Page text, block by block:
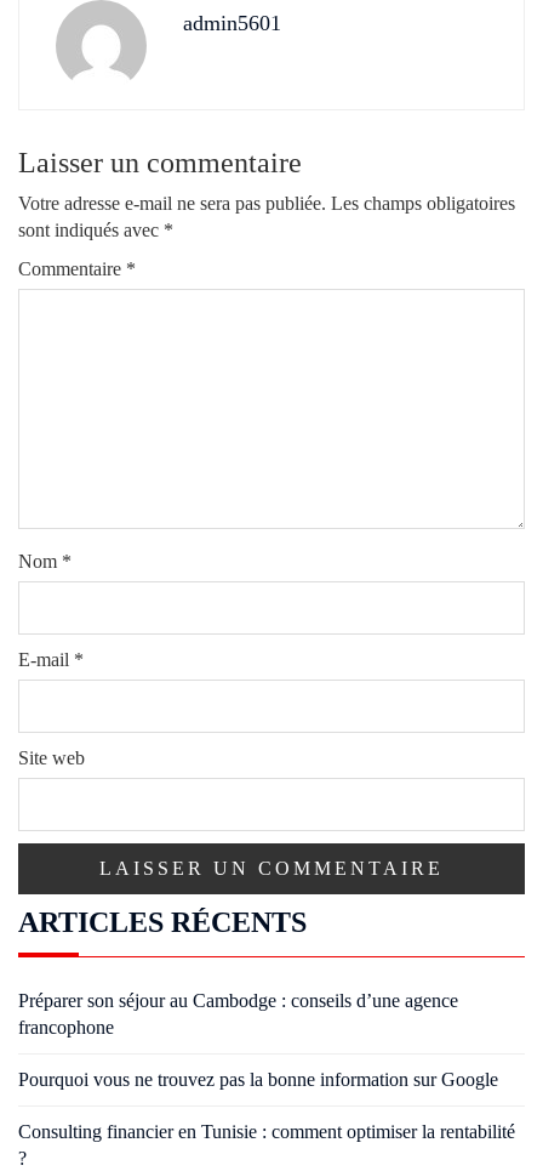
admin5601
Laisser un commentaire
Votre adresse e-mail ne sera pas publiée. Les champs obligatoires
sont indiqués avec *
Commentaire *
Nom *
E-mail *
Site web
ARTICLES RÉCENTS
Préparer son séjour au Cambodge : conseils d’une agence
francophone
Pourquoi vous ne trouvez pas la bonne information sur Google
Consulting financier en Tunisie : comment optimiser la rentabilité
?